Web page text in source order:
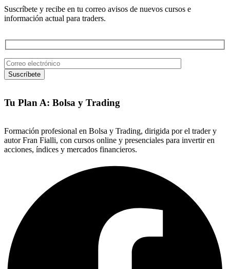
Suscríbete y recibe en tu correo avisos de nuevos cursos e
información actual para traders.
Tu Plan A: Bolsa y Trading
Formación profesional en Bolsa y Trading, dirigida por el trader y
autor Fran Fialli, con cursos online y presenciales para invertir en
acciones, índices y mercados financieros.